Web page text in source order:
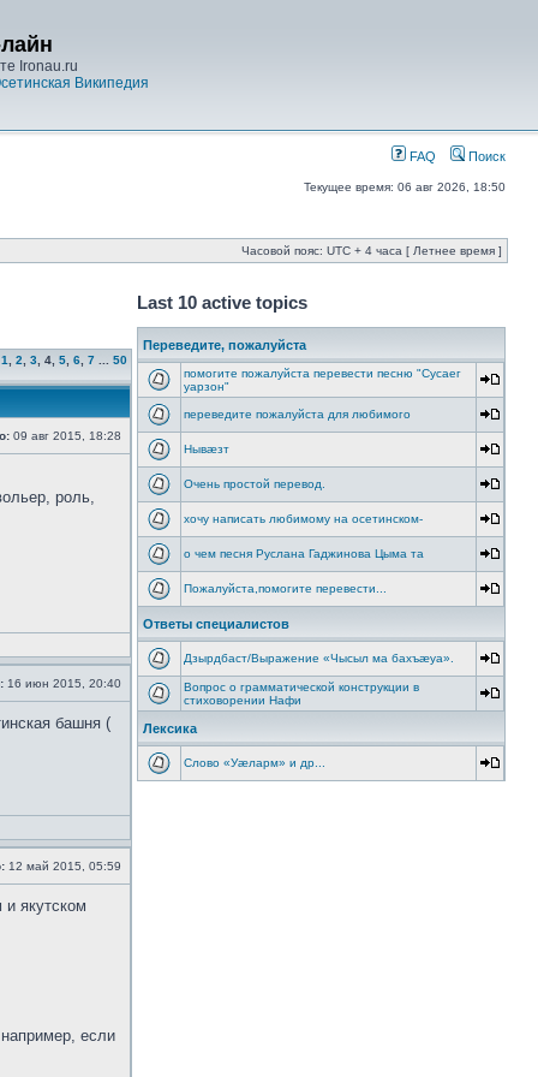
Ironau.ru
Википедия
FAQ Поиск
Текущее время: 06 авг 2026, 18:50
Часовой пояс: UTC + 4 часа [ Летнее время ]
1 2 3 4 5 6 7 50
09 авг 2015, 18:28
роль,
16 июн 2015, 20:40
башня (
12 май 2015, 05:59
якутском
если
Last 10 active topics
Переведите, пожалуйста
помогите пожалуйста перевести песню "Cусаег
уарзон"
переведите пожалуйста для любимого
Нывæзт
Очень простой перевод.
хочу написать любимому на осетинском-
о чем песня Руслана Гаджинова Цыма та
Пожалуйста,помогите перевести...
Ответы специалистов
Дзырдбаст/Выражение «Чысыл ма бахъæуа».
Вопрос о грамматической конструкции в
стиховорении Нафи
Лексика
Слово «Уæларм» и др...